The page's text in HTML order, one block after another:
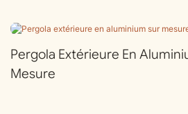
Pergola Extérieure En
Mesure